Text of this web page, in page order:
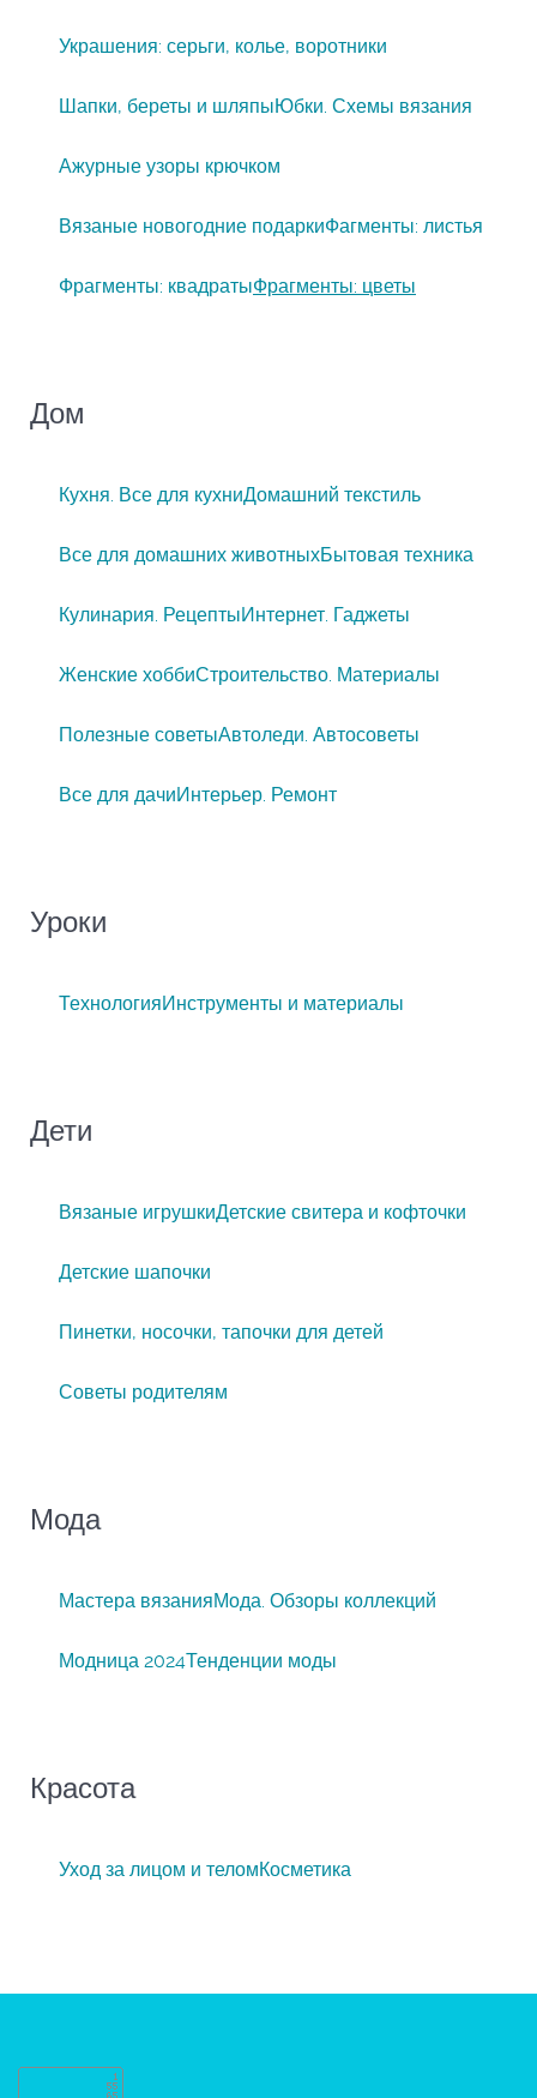
Украшения: серьги, колье, воротники
Шапки, береты и шляпыЮбки. Схемы вязания
Ажурные узоры крючком
Вязаные новогодние подаркиФагменты: листья
Фрагменты: квадратыФрагменты: цветы
Дом
Кухня. Все для кухниДомашний текстиль
Все для домашних животныхБытовая техника
Кулинария. РецептыИнтернет. Гаджеты
Женские хоббиСтроительство. Материалы
Полезные советыАвтоледи. Автосоветы
Все для дачиИнтерьер. Ремонт
Уроки
ТехнологияИнструменты и материалы
Дети
Вязаные игрушкиДетские свитера и кофточки
Детские шапочки
Пинетки, носочки, тапочки для детей
Советы родителям
Мода
Мастера вязанияМода. Обзоры коллекций
Модница 2024Тенденции моды
Красота
Уход за лицом и теломКосметика